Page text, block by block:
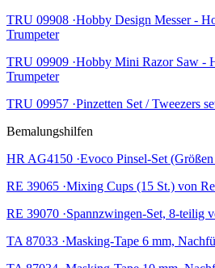
TRU 09908 ·Hobby Design Messer -
Trumpeter
TRU 09909 ·Hobby Mini Razor Saw -
Trumpeter
TRU 09957 ·Pinzetten Set / Tweezers
Bemalungshilfen
HR AG4150 ·Evoco Pinsel-Set
RE 39065 ·Mixing Cups (15 St.) von
RE 39070 ·Spannzwingen-Set, 8-teilig
TA 87033 ·Masking-Tape 6 mm,